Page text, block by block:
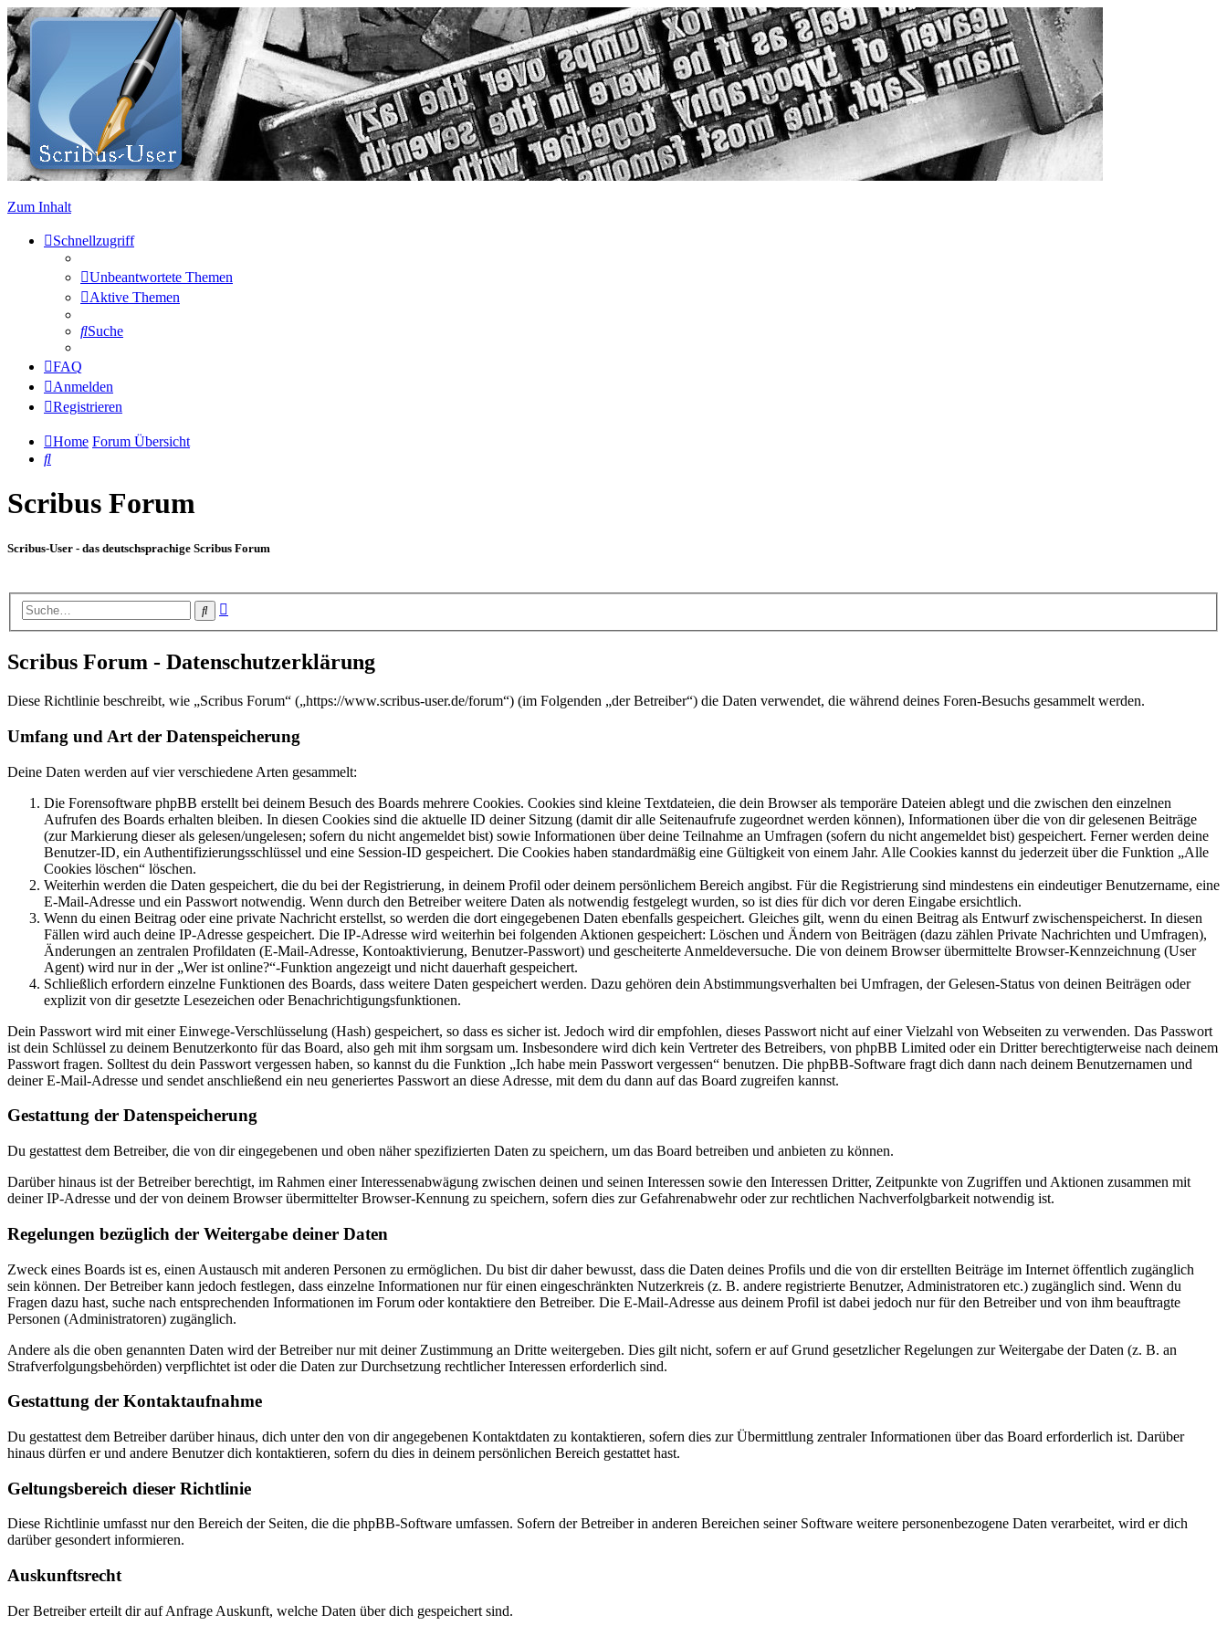
Zum Inhalt
Schnellzugriff
Unbeantwortete Themen
Aktive Themen
Suche
FAQ
Anmelden
Registrieren
Home Forum Übersicht
Suche
Scribus Forum
Scribus-User - das deutschsprachige Scribus Forum
Suche
Scribus Forum - Datenschutzerklärung
Diese Richtlinie beschreibt, wie „Scribus Forum“ („https://www.scribus-user.de/forum“) (im Folgenden „der Betreiber“) die Daten verwendet, die während deines Foren-Besuchs gesammelt werden.
Umfang und Art der Datenspeicherung
Deine Daten werden auf vier verschiedene Arten gesammelt:
Die Forensoftware phpBB erstellt bei deinem Besuch des Boards mehrere Cookies. Cookies sind kleine Textdateien, die dein Browser als temporäre Dateien ablegt und die zwischen den einzelnen
Aufrufen des Boards erhalten bleiben. In diesen Cookies sind die aktuelle ID deiner Sitzung (damit dir alle Seitenaufrufe zugeordnet werden können), Informationen über die von dir gelesenen Beiträge
(zur Markierung dieser als gelesen/ungelesen; sofern du nicht angemeldet bist) sowie Informationen über deine Teilnahme an Umfragen (sofern du nicht angemeldet bist) gespeichert. Ferner werden deine
Benutzer-ID, ein Authentifizierungsschlüssel und eine Session-ID gespeichert. Die Cookies haben standardmäßig eine Gültigkeit von einem Jahr. Alle Cookies kannst du jederzeit über die Funktion „Alle
Cookies löschen“ löschen.
Weiterhin werden die Daten gespeichert, die du bei der Registrierung, in deinem Profil oder deinem persönlichem Bereich angibst. Für die Registrierung sind mindestens ein eindeutiger Benutzername, eine
E-Mail-Adresse und ein Passwort notwendig. Wenn durch den Betreiber weitere Daten als notwendig festgelegt wurden, so ist dies für dich vor deren Eingabe ersichtlich.
Wenn du einen Beitrag oder eine private Nachricht erstellst, so werden die dort eingegebenen Daten ebenfalls gespeichert. Gleiches gilt, wenn du einen Beitrag als Entwurf zwischenspeicherst. In diesen
Fällen wird auch deine IP-Adresse gespeichert. Die IP-Adresse wird weiterhin bei folgenden Aktionen gespeichert: Löschen und Ändern von Beiträgen (dazu zählen Private Nachrichten und Umfragen),
Änderungen an zentralen Profildaten (E-Mail-Adresse, Kontoaktivierung, Benutzer-Passwort) und gescheiterte Anmeldeversuche. Die von deinem Browser übermittelte Browser-Kennzeichnung (User
Agent) wird nur in der „Wer ist online?“-Funktion angezeigt und nicht dauerhaft gespeichert.
Schließlich erfordern einzelne Funktionen des Boards, dass weitere Daten gespeichert werden. Dazu gehören dein Abstimmungsverhalten bei Umfragen, der Gelesen-Status von deinen Beiträgen oder
explizit von dir gesetzte Lesezeichen oder Benachrichtigungsfunktionen.
Dein Passwort wird mit einer Einwege-Verschlüsselung (Hash) gespeichert, so dass es sicher ist. Jedoch wird dir empfohlen, dieses Passwort nicht auf einer Vielzahl von Webseiten zu verwenden. Das Passwort
ist dein Schlüssel zu deinem Benutzerkonto für das Board, also geh mit ihm sorgsam um. Insbesondere wird dich kein Vertreter des Betreibers, von phpBB Limited oder ein Dritter berechtigterweise nach deinem
Passwort fragen. Solltest du dein Passwort vergessen haben, so kannst du die Funktion „Ich habe mein Passwort vergessen“ benutzen. Die phpBB-Software fragt dich dann nach deinem Benutzernamen und
deiner E-Mail-Adresse und sendet anschließend ein neu generiertes Passwort an diese Adresse, mit dem du dann auf das Board zugreifen kannst.
Gestattung der Datenspeicherung
Du gestattest dem Betreiber, die von dir eingegebenen und oben näher spezifizierten Daten zu speichern, um das Board betreiben und anbieten zu können.
Darüber hinaus ist der Betreiber berechtigt, im Rahmen einer Interessenabwägung zwischen deinen und seinen Interessen sowie den Interessen Dritter, Zeitpunkte von Zugriffen und Aktionen zusammen mit
deiner IP-Adresse und der von deinem Browser übermittelter Browser-Kennung zu speichern, sofern dies zur Gefahrenabwehr oder zur rechtlichen Nachverfolgbarkeit notwendig ist.
Regelungen bezüglich der Weitergabe deiner Daten
Zweck eines Boards ist es, einen Austausch mit anderen Personen zu ermöglichen. Du bist dir daher bewusst, dass die Daten deines Profils und die von dir erstellten Beiträge im Internet öffentlich zugänglich
sein können. Der Betreiber kann jedoch festlegen, dass einzelne Informationen nur für einen eingeschränkten Nutzerkreis (z. B. andere registrierte Benutzer, Administratoren etc.) zugänglich sind. Wenn du
Fragen dazu hast, suche nach entsprechenden Informationen im Forum oder kontaktiere den Betreiber. Die E-Mail-Adresse aus deinem Profil ist dabei jedoch nur für den Betreiber und von ihm beauftragte
Personen (Administratoren) zugänglich.
Andere als die oben genannten Daten wird der Betreiber nur mit deiner Zustimmung an Dritte weitergeben. Dies gilt nicht, sofern er auf Grund gesetzlicher Regelungen zur Weitergabe der Daten (z. B. an
Strafverfolgungsbehörden) verpflichtet ist oder die Daten zur Durchsetzung rechtlicher Interessen erforderlich sind.
Gestattung der Kontaktaufnahme
Du gestattest dem Betreiber darüber hinaus, dich unter den von dir angegebenen Kontaktdaten zu kontaktieren, sofern dies zur Übermittlung zentraler Informationen über das Board erforderlich ist. Darüber
hinaus dürfen er und andere Benutzer dich kontaktieren, sofern du dies in deinem persönlichen Bereich gestattet hast.
Geltungsbereich dieser Richtlinie
Diese Richtlinie umfasst nur den Bereich der Seiten, die die phpBB-Software umfassen. Sofern der Betreiber in anderen Bereichen seiner Software weitere personenbezogene Daten verarbeitet, wird er dich
darüber gesondert informieren.
Auskunftsrecht
Der Betreiber erteilt dir auf Anfrage Auskunft, welche Daten über dich gespeichert sind.